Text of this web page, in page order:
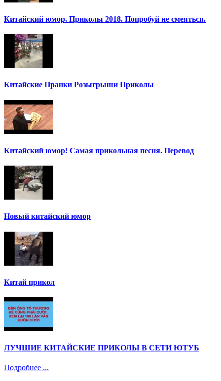
Китайский юмор. Приколы 2018. Попробуй не смеяться.
Китайские Пранки Розыгрыши Приколы
Китайский юмор! Самая прикольная песня. Перевод
Новый китайский юмор
Китай прикол
ЛУЧШИЕ КИТАЙСКИЕ ПРИКОЛЫ В СЕТИ ЮТУБ
Подробнее ...